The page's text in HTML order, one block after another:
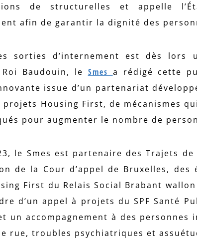
de structurelles et appelle
afin de garantir la dignité des
sorties d’internement est dès
Baudouin, le Smes a rédigé cette
issue d’un partenariat
Housing First, de mécanismes
pour augmenter le nombre de
le Smes est partenaire des Trajets
de la Cour d’appel de Bruxelles, des
First du Relais Social Brabant
d’un appel à projets du SPF Santé
un accompagnement à des personnes
rue, troubles psychiatriques et